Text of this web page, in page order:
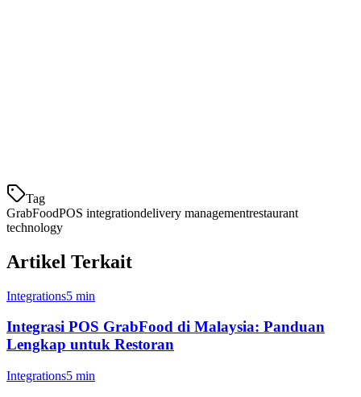
Tag
GrabFoodPOS integrationdelivery managementrestaurant
technology
Artikel Terkait
Integrations5 min
Integrasi POS GrabFood di Malaysia: Panduan
Lengkap untuk Restoran
Integrations5 min